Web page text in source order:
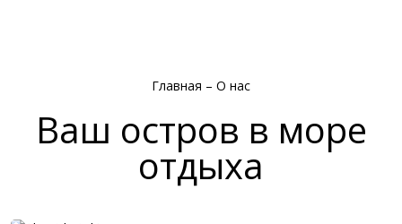
Главная – О нас
Ваш остров в море
отдыха